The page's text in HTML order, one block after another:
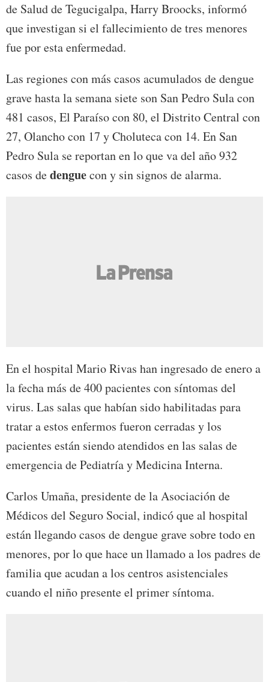
de Salud de Tegucigalpa, Harry Broocks, informó
que investigan si el fallecimiento de tres menores
fue por esta enfermedad.
Las regiones con más casos acumulados de dengue
grave hasta la semana siete son San Pedro Sula con
481 casos, El Paraíso con 80, el Distrito Central con
27, Olancho con 17 y Choluteca con 14. En San
Pedro Sula se reportan en lo que va del año 932
casos dedenguecon y sin signos de alarma.
En el hospital Mario Rivas han ingresado de enero a
la fecha más de 400 pacientes con síntomas del
virus. Las salas que habían sido habilitadas para
tratar a estos enfermos fueron cerradas y los
pacientes están siendo atendidos en las salas de
emergencia de Pediatría y Medicina Interna.
Carlos Umaña, presidente de la Asociación de
Médicos del Seguro Social, indicó que al hospital
están llegando casos de dengue grave sobre todo en
menores, por lo que hace un llamado a los padres de
familia que acudan a los centros asistenciales
cuando el niño presente el primer síntoma.